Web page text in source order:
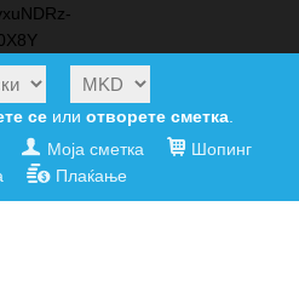
сеили отворете сметка.
Моја сметка
Шопинг
Плаќање